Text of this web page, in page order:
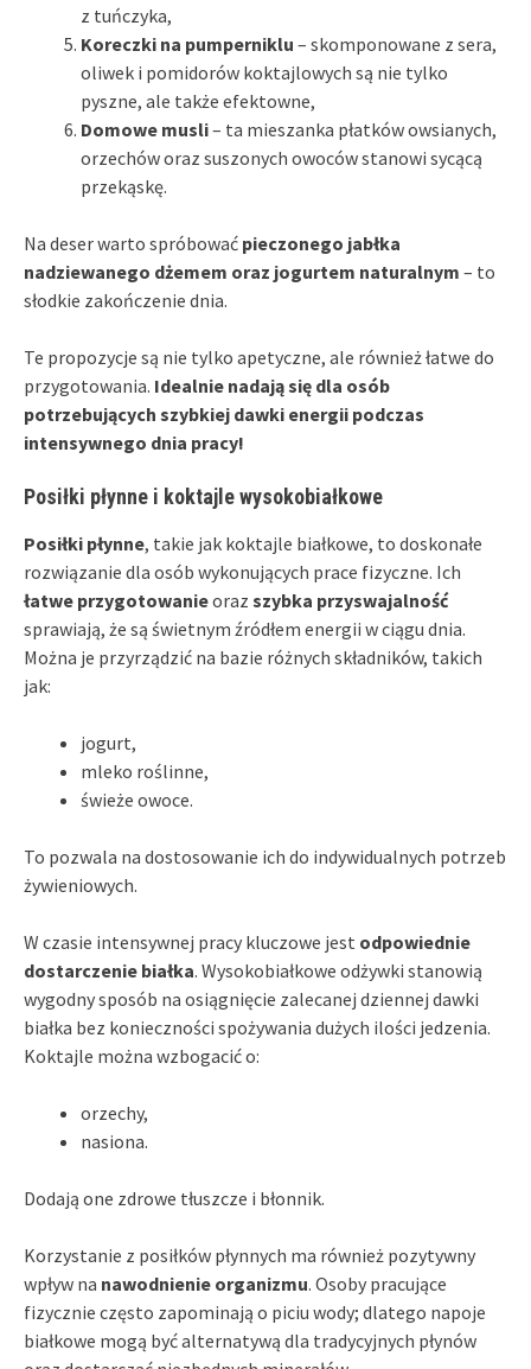
z tuńczyka,
Koreczki na pumperniklu – skomponowane z sera,
oliwek i pomidorów koktajlowych są nie tylko
pyszne, ale także efektowne,
Domowe musli– ta mieszanka płatków owsianych,
orzechów oraz suszonych owoców stanowi sycącą
przekąskę.
Na deser warto spróbować pieczonego jabłka
nadziewanego dżemem oraz jogurtem naturalnym – to
słodkie zakończenie dnia.
Te propozycje są nie tylko apetyczne, ale również łatwe do
przygotowania. Idealnie nadają się dla osób
potrzebujących szybkiej dawki energii podczas
intensywnego dnia pracy!
Posiłki płynne i koktajle wysokobiałkowe
Posiłki płynne, takie jak koktajle białkowe, to doskonałe
rozwiązanie dla osób wykonujących prace fizyczne. Ich
łatwe przygotowanieoraz szybka przyswajalność
sprawiają, że są świetnym źródłem energii w ciągu dnia.
Można je przyrządzić na bazie różnych składników, takich
jak:
jogurt,
mleko roślinne,
świeże owoce.
To pozwala na dostosowanie ich do indywidualnych potrzeb
żywieniowych.
W czasie intensywnej pracy kluczowe jest odpowiednie
dostarczenie białka. Wysokobiałkowe odżywki stanowią
wygodny sposób na osiągnięcie zalecanej dziennej dawki
białka bez konieczności spożywania dużych ilości jedzenia.
Koktajle można wzbogacić o:
orzechy,
nasiona.
Dodają one zdrowe tłuszcze i błonnik.
Korzystanie z posiłków płynnych ma również pozytywny
wpływ na nawodnienie organizmu. Osoby pracujące
fizycznie często zapominają o piciu wody; dlatego napoje
białkowe mogą być alternatywą dla tradycyjnych płynów